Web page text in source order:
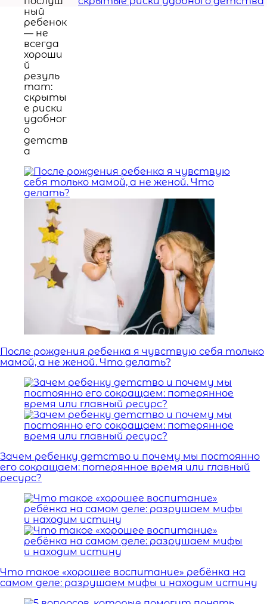
После рождения ребенка я чувствую себя только
мамой, а не женой. Что делать?
Зачем ребенку детство и почему мы постоянно
его сокращаем: потерянное время или главный
ресурс?
Что такое «хорошее воспитание» ребёнка на
самом деле: разрушаем мифы и находим истину